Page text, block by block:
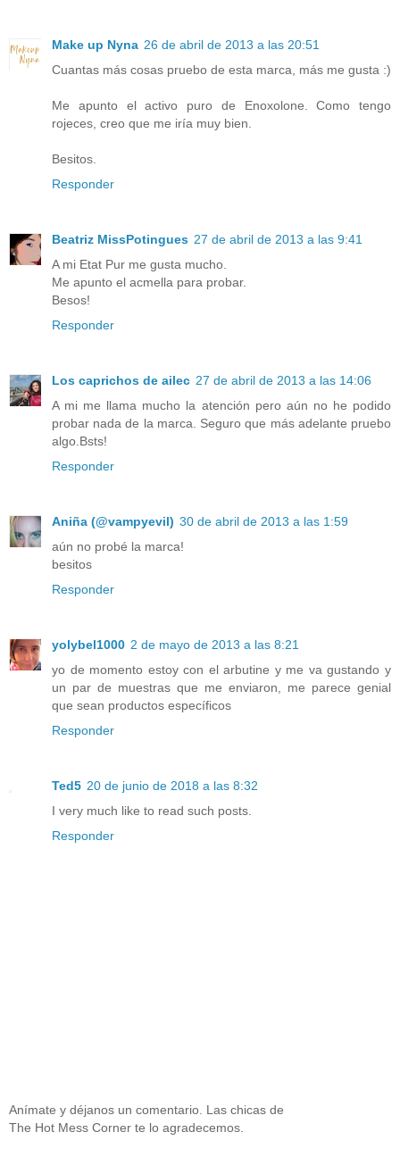
Make up Nyna 26 de abril de 2013 a las 20:51
Cuantas más cosas pruebo de esta marca, más me gusta :)
Me apunto el activo puro de Enoxolone. Como tengo
rojeces, creo que me iría muy bien.
Besitos.
Responder
Beatriz MissPotingues 27 de abril de 2013 a las 9:41
A mi Etat Pur me gusta mucho.
Me apunto el acmella para probar.
Besos!
Responder
Los caprichos de ailec 27 de abril de 2013 a las 14:06
A mi me llama mucho la atención pero aún no he podido
probar nada de la marca. Seguro que más adelante pruebo
algo.Bsts!
Responder
Aniña (@vampyevil) 30 de abril de 2013 a las 1:59
aún no probé la marca!
besitos
Responder
yolybel1000 2 de mayo de 2013 a las 8:21
yo de momento estoy con el arbutine y me va gustando y
un par de muestras que me enviaron, me parece genial
que sean productos específicos
Responder
Ted5 20 de junio de 2018 a las 8:32
I very much like to read such posts.
Responder
Anímate y déjanos un comentario. Las chicas de
The Hot Mess Corner te lo agradecemos.